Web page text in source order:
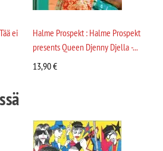
ei
Halme Prospekt : Halme Prospekt
presents Queen Djenny Djella -...
13,90€